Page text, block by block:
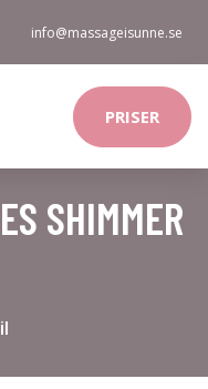
info@massageisunne.se
PRISER
SHIMMER